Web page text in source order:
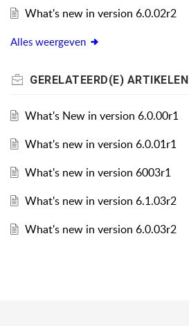
What's new in version 6.0.02r2
Alles weergeven
GERELATEERD(E) ARTIKELEN
What's New in version 6.0.00r1
What's new in version 6.0.01r1
What's new in version 6003r1
What's new in version 6.1.03r2
What's new in version 6.0.03r2